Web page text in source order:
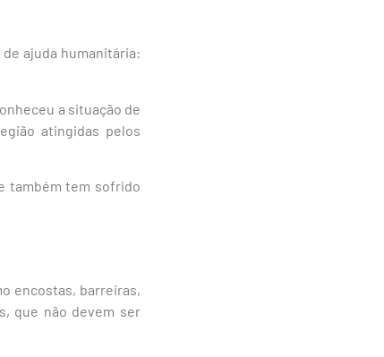
ajuda humanitária:
a situação de
atingidas pelos
também tem sofrido
encostas, barreiras,
que não devem ser